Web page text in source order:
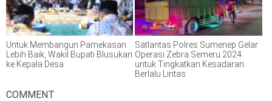
Untuk Membangun Pamekasan
Lebih Baik, Wakil Bupati Blusukan
ke Kepala Desa
Satlantas Polres Sumenep Gelar
Operasi Zebra Semeru 2024
untuk Tingkatkan Kesadaran
Berlalu Lintas
COMMENT